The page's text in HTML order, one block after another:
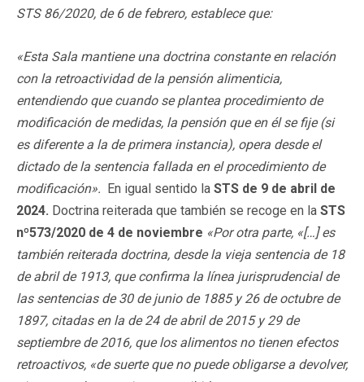
STS 86/2020, de 6 de febrero, establece que:
«Esta Sala mantiene una doctrina constante en relación
con la retroactividad de la pensión alimenticia,
entendiendo que cuando se plantea procedimiento de
modificación de medidas, la pensión que en él se fije (si
es diferente a la de primera instancia), opera desde el
dictado de la sentencia fallada en el procedimiento de
modificación». En igual sentido la STS de 9 de abril de
2024. Doctrina reiterada que también se recoge en la STS
nº573/2020 de 4 de noviembre «Por otra parte, «[…] es
también reiterada doctrina, desde la vieja sentencia de 18
de abril de 1913, que confirma la línea jurisprudencial de
las sentencias de 30 de junio de 1885 y 26 de octubre de
1897, citadas en la de 24 de abril de 2015 y 29 de
septiembre de 2016, que los alimentos no tienen efectos
retroactivos, «de suerte que no puede obligarse a devolver,